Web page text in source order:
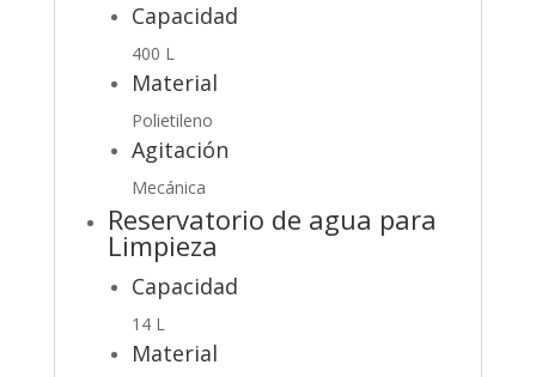
Capacidad
400 L
Material
Polietileno
Agitación
Mecánica
Reservatorio de agua para
Limpieza
Capacidad
14 L
Material